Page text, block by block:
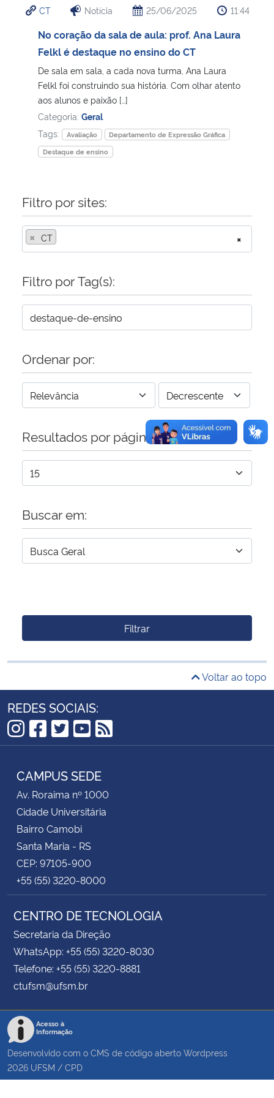
Ministério da Cidadania
Ministério de Minas e Energia
Ministério da Ciência, Tecnologia, Inovações e Comunicações
Ministério do Meio Ambiente
Ministério do Desenvolvimento Regional
Controladoria-Geral da União
Secretaria-Geral
Gabinete de Segurança Institucional
Advocacia-Geral da União
Banco Central do Brasil
Planalto
CT Notícia 25/06/2025 11:44
No coração da sala de aula: prof. Ana Laura
Felkl é destaque no ensino do CT
De sala em sala, a cada nova turma, Ana Laura
Felkl foi construindo sua história. Com olhar atento
aos alunos e paixão […]
Categoria: Geral
Tags:
Avaliação
Departamento de Expressão Gráfica
Destaque de ensino
Filtro por sites:
×
× CT
Filtro por Tag(s):
Ordenar por:
Resultados por página:
Buscar em:
Filtrar
Voltar ao topo
REDES SOCIAIS:
Instagram
Facebook
Twitter
YouTube
RSS
CAMPUS SEDE
Av. Roraima nº 1000
Cidade Universitária
Bairro Camobi
Santa Maria - RS
CEP: 97105-900
+55 (55) 3220-8000
CENTRO DE TECNOLOGIA
Secretaria da Direção
WhatsApp: +55 (55) 3220-8030
Telefone: +55 (55) 3220-8881
ctufsm@ufsm.br
Acesso à
Informação
Desenvolvido com o CMS de código aberto Wordpress
2026 UFSM / CPD